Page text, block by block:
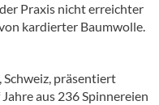
Praxis nicht erreichter
kardierter Baumwolle.
präsentiert
aus 236 Spinnereien